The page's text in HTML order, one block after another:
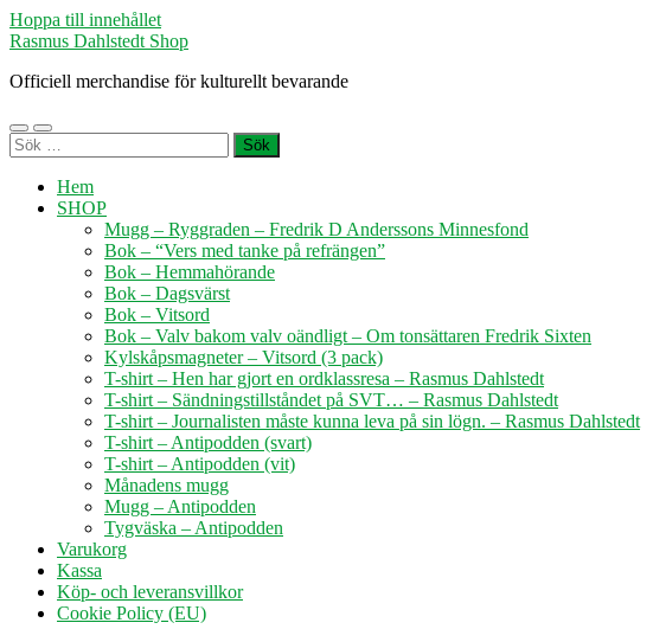
Hoppa till innehållet
Rasmus Dahlstedt Shop
Officiell merchandise för kulturellt bevarande
Slå
på/av
Slå
på/av
Sök
efter:
Hem
SHOP
Mugg – Ryggraden – Fredrik D Anderssons Minnesfond
Bok – “Vers med tanke på refrängen”
Bok – Hemmahörande
Bok – Dagsvärst
Bok – Vitsord
Bok – Valv bakom valv oändligt – Om tonsättaren Fredrik Sixten
Kylskåpsmagneter – Vitsord (3 pack)
T-shirt – Hen har gjort en ordklassresa – Rasmus Dahlstedt
T-shirt – Sändningstillståndet på SVT… – Rasmus Dahlstedt
T-shirt – Journalisten måste kunna leva på sin lögn. – Rasmus Dahlstedt
T-shirt – Antipodden (svart)
T-shirt – Antipodden (vit)
Månadens mugg
Mugg – Antipodden
Tygväska – Antipodden
Varukorg
Kassa
Köp- och leveransvillkor
Cookie Policy (EU)